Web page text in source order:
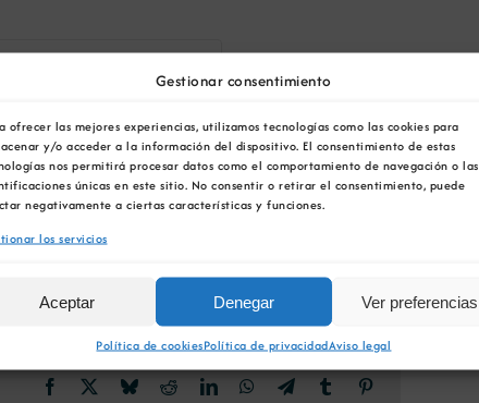
Gestionar consentimiento
ofrecer las mejores experiencias, utilizamos tecnologías como las cookies para
y/o acceder a la información del dispositivo. El consentimiento de estas
nos permitirá procesar datos como el comportamiento de navegación o las
únicas en este sitio. No consentir o retirar el consentimiento, puede
negativamente a ciertas características y funciones.
los servicios
Aceptar Denegar Ver preferencias
Política de cookiesPolítica de privacidadAviso legal
Facebook BlueskyRedditLinkedInWhatsApp
TelegramTumblr